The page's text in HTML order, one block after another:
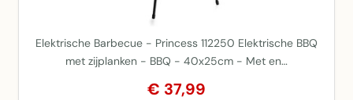
Elektrische Barbecue - Princess 112250 Elektrische BBQ
met zijplanken - BBQ - 40x25cm - Met en…
€ 37,99